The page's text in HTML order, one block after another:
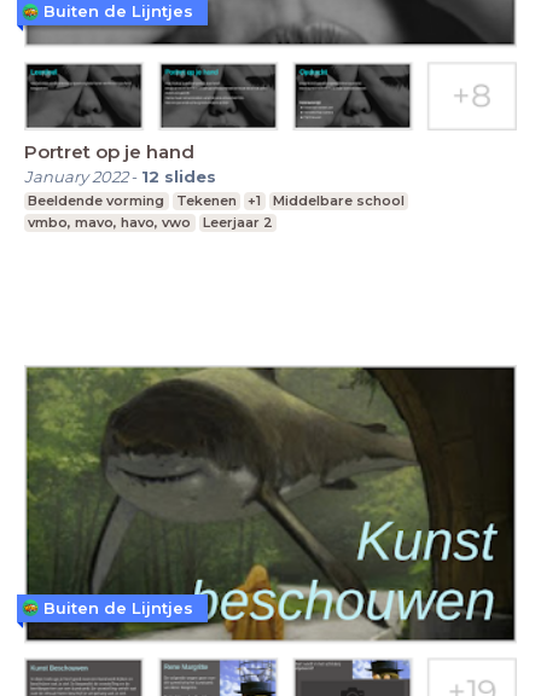
Portret op je hand
January 2022- 12 slides
Beeldende vorming Tekenen +1
Middelbare school
vmbo, mavo, havo, vwo
Leerjaar 2
Buiten de Lijntjes
Buiten de Lijntjes